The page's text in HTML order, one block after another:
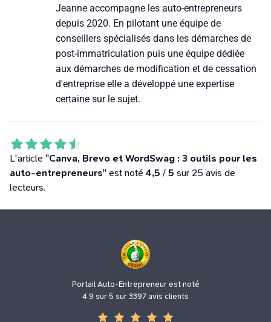
Jeanne accompagne les auto-entrepreneurs
depuis 2020. En pilotant une équipe de
conseillers spécialisés dans les démarches de
post-immatriculation puis une équipe dédiée
aux démarches de modification et de cessation
d'entreprise elle a développé une expertise
certaine sur le sujet.
L'article "Canva, Brevo et WordSwag : 3 outils pour les
auto-entrepreneurs" est noté 4,5 / 5 sur 25 avis de
lecteurs.
Portail Auto-Entrepreneur est noté
4.9 sur 5 sur 3397 avis clients